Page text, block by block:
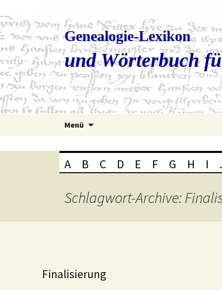
Genealogie-Lexikon
und Wörterbuch
Menü
A B C D E F G H I
Schlagwort-Archive:
Finalisierung